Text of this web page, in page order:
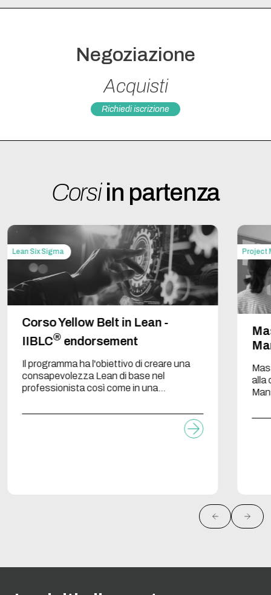
La costruzione dell’identità durante la negoziazione
multiculturale
La costruzione della relazione in ambienti
multiculturali
Lingua e convenzioni linguistiche
Negoziazione
Acquisti
Richiedi iscrizione
Corsiin partenza
Lean Six Sigma
Corso Yellow Belt in Lean -
IIBLC® endorsement
Il programma ha l'obiettivo di creare una
consapevolezza Lean di base nel
professionista così come in una
rendere sostenibile un progetto di
Project
alla